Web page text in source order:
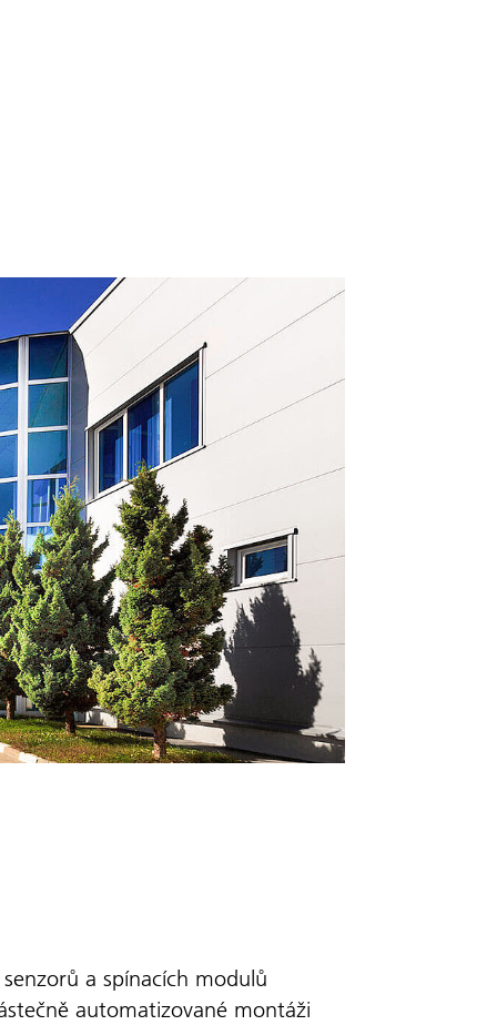
a spínacích modulů
automatizované montáži